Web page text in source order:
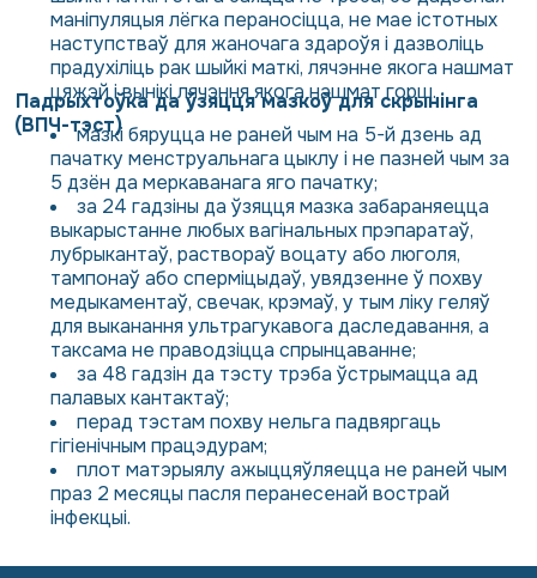
маніпуляцыя лёгка пераносіцца, не мае істотных
наступстваў для жаночага здароўя і дазволіць
прадухіліць рак шыйкі маткі, лячэнне якога нашмат
цяжэй і вынікі лячэння якога нашмат горш.
Падрыхтоўка да ўзяцця мазкоў для скрынінга
(ВПЧ-тэст)мазкі бяруцца не раней чым на 5-й дзень ад
пачатку менструальнага цыклу і не пазней чым за
5 дзён да меркаванага яго пачатку;
за 24 гадзіны да ўзяцця мазка забараняецца
выкарыстанне любых вагінальных прэпаратаў,
лубрыкантаў, раствораў воцату або люголя,
тампонаў або сперміцыдаў, увядзенне ў похву
медыкаментаў, свечак, крэмаў, у тым ліку геляў
для выканання ультрагукавога даследавання, а
таксама не праводзіцца спрынцаванне;
за 48 гадзін да тэсту трэба ўстрымацца ад
палавых кантактаў;
перад тэстам похву нельга падвяргаць
гігіенічным працэдурам;
плот матэрыялу ажыццяўляецца не раней чым
праз 2 месяцы пасля перанесенай вострай
інфекцыі.